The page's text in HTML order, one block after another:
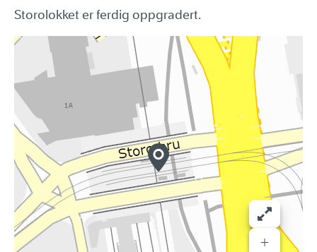
Storolokket er ferdig oppgradert.
+